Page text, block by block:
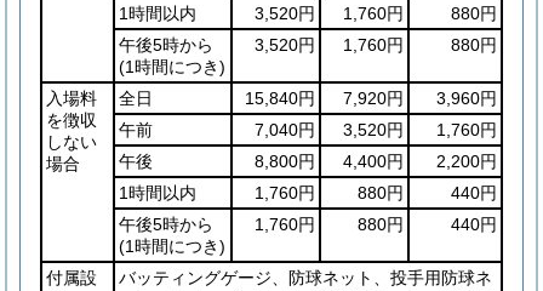
1時間以内
3,520円 1,760円
880円
午後5時から
(1時間につき)
3,520円 1,760円 880円
入場料
を徴収
しない
場合
全日 15,840円 7,920円
3,960円
午前
7,040円 3,520円
1,760円
午後
8,800円 4,400円
2,200円
1時間以内
1,760円 880円
440円
午後5時から
(1時間につき)
1,760円 880円 440円
付属設
バッティングゲージ、防球ネット、投手用防球ネ